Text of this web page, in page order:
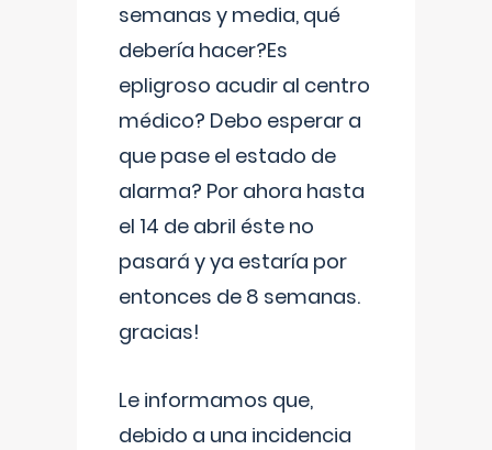
semanas y media, qué
debería hacer?Es
epligroso acudir al centro
médico? Debo esperar a
que pase el estado de
alarma? Por ahora hasta
el 14 de abril éste no
pasará y ya estaría por
entonces de 8 semanas.
gracias!
Le informamos que,
debido a una incidencia